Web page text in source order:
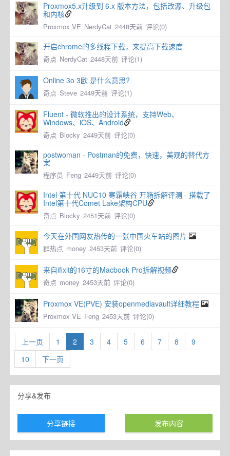
Proxmox5.x升级到 6.x 版本方法，包括改源、升级包
和内核
Proxmox VE NerdyCat 2448天前 评论(0)
开启chrome的多线程下载，来提高下载速度
奇点 NerdyCat 2448天前 评论(1)
Online 3o 3欧 是什么意思?
奇点 Steve 2449天前 评论(1)
Fluent - 微软推出的设计系统，支持Web、
Windows、iOS、Android
奇点 Blocky 2449天前 评论(0)
postwoman - Postman的免费，快速，美观的替代方
案
程序员 Feng 2449天前 评论(0)
Intel 第十代 NUC10 寒霜峡谷 开箱拆解评测 - 搭载了
Intel第十代Comet Lake架构CPU
奇点 Blocky 2451天前 评论(0)
今天在外国网友热传的一张中国火车站的图片
群热点 money 2453天前 评论(0)
来自ifixit的16寸的Macbook Pro拆解视频
奇点 money 2453天前 评论(0)
Proxmox VE(PVE) 安装openmediavault详细教程
Proxmox VE Feng 2453天前 评论(0)
上一页 1 2 3 4 5 6 7 8
9
10
下一页
分享&发布
分享链接 发布内容